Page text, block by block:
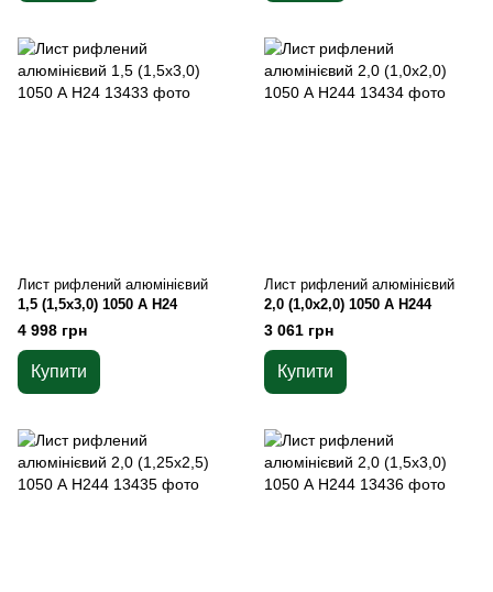
Лист рифлений алюмінієвий
1,5 (1,5х3,0) 1050 А Н24
4 998 грн
Купити
Лист рифлений алюмінієвий
2,0 (1,0х2,0) 1050 А Н244
3 061 грн
Купити